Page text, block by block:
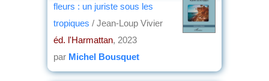
fleurs : un juriste sous les
tropiques / Jean-Loup Vivier
éd. l'Harmattan, 2023
par Michel Bousquet